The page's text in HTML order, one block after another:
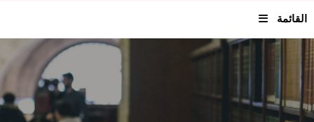
القائمة
الرئيسيـة
عن الجامعة